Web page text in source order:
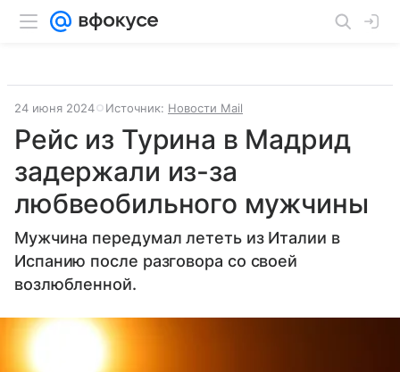
24 июня 2024 Источник: Новости Mail
Рейс из Турина в Мадрид
задержали из-за
любвеобильного мужчины
Мужчина передумал лететь из Италии в
Испанию после разговора со своей
возлюбленной.